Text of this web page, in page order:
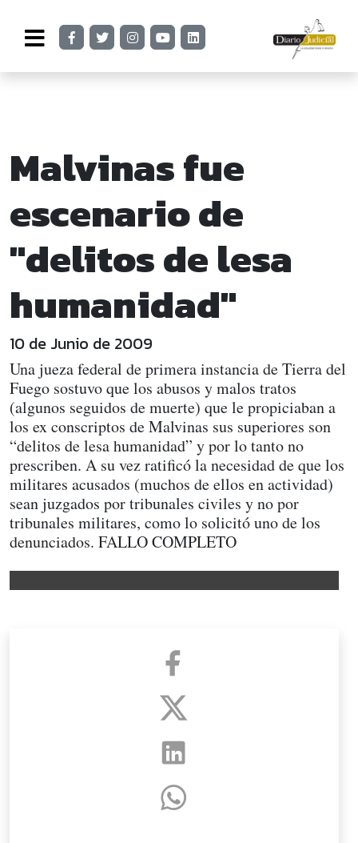
Malvinas fue
escenario de
"delitos de lesa
humanidad"
10 de Junio de 2009
Una jueza federal de primera instancia de Tierra del
Fuego sostuvo que los abusos y malos tratos
(algunos seguidos de muerte) que le propiciaban a
los ex conscriptos de Malvinas sus superiores son
“delitos de lesa humanidad” y por lo tanto no
prescriben. A su vez ratificó la necesidad de que los
militares acusados (muchos de ellos en actividad)
sean juzgados por tribunales civiles y no por
tribunales militares, como lo solicitó uno de los
denunciados. FALLO COMPLETO